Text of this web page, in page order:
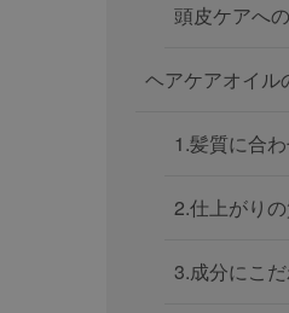
頭皮ケアへ
ヘアケアオイル
1.髪質に合
2.仕上がり
3.成分にこ